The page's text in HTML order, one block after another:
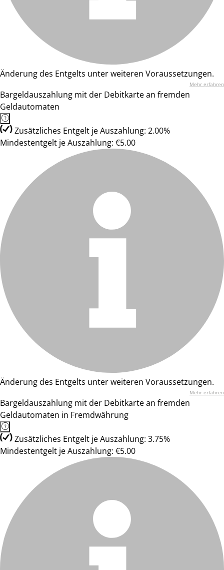
Änderung des Entgelts unter weiteren Voraussetzungen.
Mehr erfahren
Bargeldauszahlung mit der Debitkarte an fremden
Geldautomaten
Zusätzliches Entgelt je Auszahlung: 2.00%
Mindestentgelt je Auszahlung: €5.00
Änderung des Entgelts unter weiteren Voraussetzungen.
Mehr erfahren
Bargeldauszahlung mit der Debitkarte an fremden
Geldautomaten in Fremdwährung
Zusätzliches Entgelt je Auszahlung: 3.75%
Mindestentgelt je Auszahlung: €5.00